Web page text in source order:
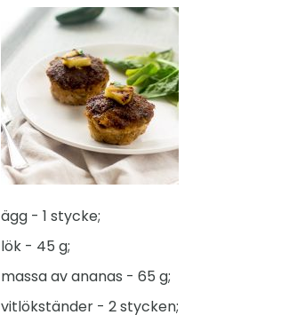
ägg - 1 stycke;
lök - 45 g;
massa av ananas - 65 g;
vitlökständer - 2 stycken;